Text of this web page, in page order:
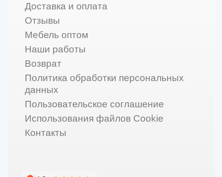
Доставка и оплата
Отзывы
Мебель оптом
Наши работы
Возврат
Политика обработки персональных
данных
Пользовательское соглашение
Использования файлов Cookie
Контакты